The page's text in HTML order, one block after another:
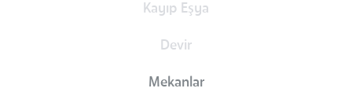
Kayıp Eşya
Devir
Mekanlar